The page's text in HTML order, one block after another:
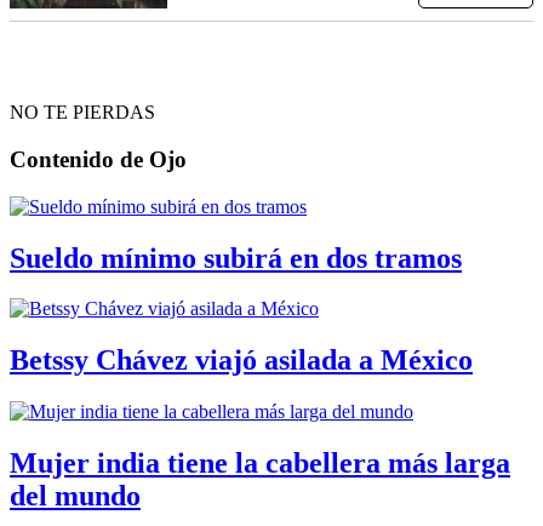
NO TE PIERDAS
Contenido de Ojo
Sueldo mínimo subirá en dos tramos
Betssy Chávez viajó asilada a México
Mujer india tiene la cabellera más larga
del mundo